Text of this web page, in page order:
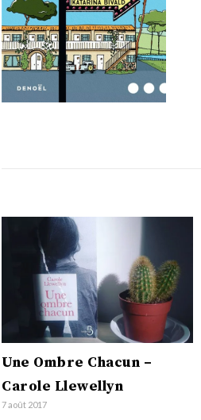
Une Ombre Chacun –
Carole Llewellyn
7 août 2017